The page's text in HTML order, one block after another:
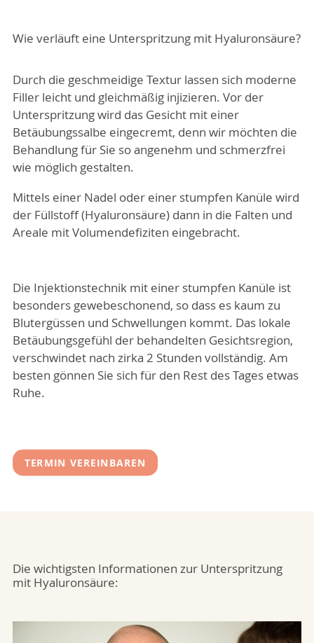
Wie verläuft eine Unterspritzung mit Hyaluronsäure?
Durch die geschmeidige Textur lassen sich moderne
Filler leicht und gleichmäßig injizieren. Vor der
Unterspritzung wird das Gesicht mit einer
Betäubungssalbe eingecremt, denn wir möchten die
Behandlung für Sie so angenehm und schmerzfrei
wie möglich gestalten.
Mittels einer Nadel oder einer stumpfen Kanüle wird
der Füllstoff (Hyaluronsäure) dann in die Falten und
Areale mit Volumendefiziten eingebracht.
Die Injektionstechnik mit einer stumpfen Kanüle ist
besonders gewebeschonend, so dass es kaum zu
Blutergüssen und Schwellungen kommt. Das lokale
Betäubungsgefühl der behandelten Gesichtsregion,
verschwindet nach zirka 2 Stunden vollständig. Am
besten gönnen Sie sich für den Rest des Tages etwas
Ruhe.
TERMIN VEREINBAREN
Die wichtigsten Informationen zur Unterspritzung
mit Hyaluronsäure: